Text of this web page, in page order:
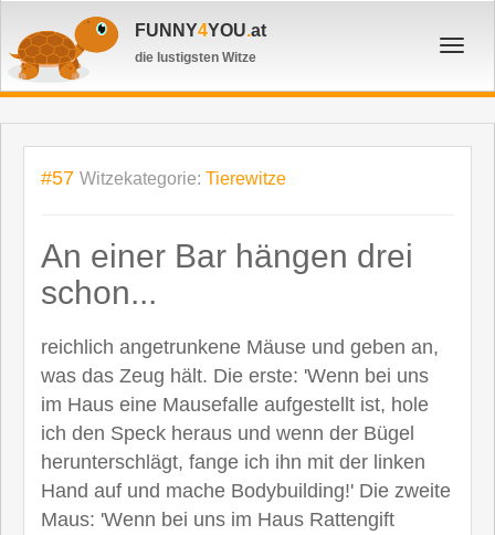
FUNNY4YOU.at
die lustigsten Witze
#57 Witzekategorie: Tierewitze
An einer Bar hängen drei
schon...
reichlich angetrunkene Mäuse und geben an,
was das Zeug hält. Die erste: 'Wenn bei uns
im Haus eine Mausefalle aufgestellt ist, hole
ich den Speck heraus und wenn der Bügel
herunterschlägt, fange ich ihn mit der linken
Hand auf und mache Bodybuilding!' Die zweite
Maus: 'Wenn bei uns im Haus Rattengift